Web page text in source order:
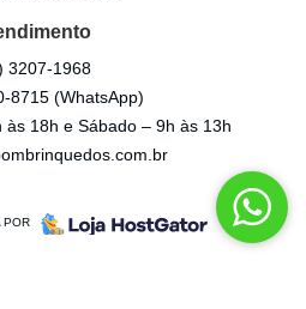
3207-1968
8715 (WhatsApp)
às 18h e Sábado – 9h às 13h
POR